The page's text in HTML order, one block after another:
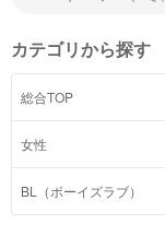
カテゴリから探す
総合TOP
女性
BL（ボーイズラブ）